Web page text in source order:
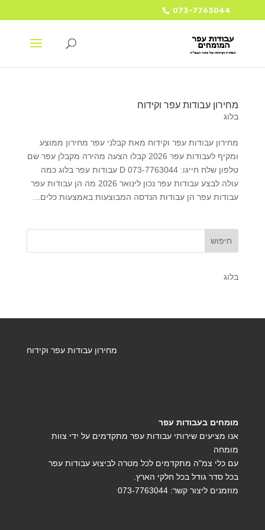
073-7763044
מחירון עבודות עפר וקידוח
בלוג
מחירון עבודות עפר וקידוח מאת קבלני עפר מחירון ממוצע
ומקיף לעבודות עפר 2026 קבלו הצעה מהירה מקבלן עפר שם
טלפון שלח חייגו: 073-7763044 D עבודות עפר בלוג כמה
עולה לבצע עבודות עפר נכון לינואר 2026 מה הן עבודות עפר
עבודות עפר הן עבודות הנדסה המבוצעות באמצעות כלים...
חיפוש
בלוג
מחירון עבודות עפר וקידוח
מומחים בעבודות עפר
אנו מציעים שירותי עבודות עפר מתקדמים על ידי צוות
מומחה
עם כלי צמ"ה מתקדמים לכל מטרה לביצוע עבודות עפר
בכל סדר גודל בכל חלקי הארץ.
מוזמנים ליצור קשר: 073-7763044